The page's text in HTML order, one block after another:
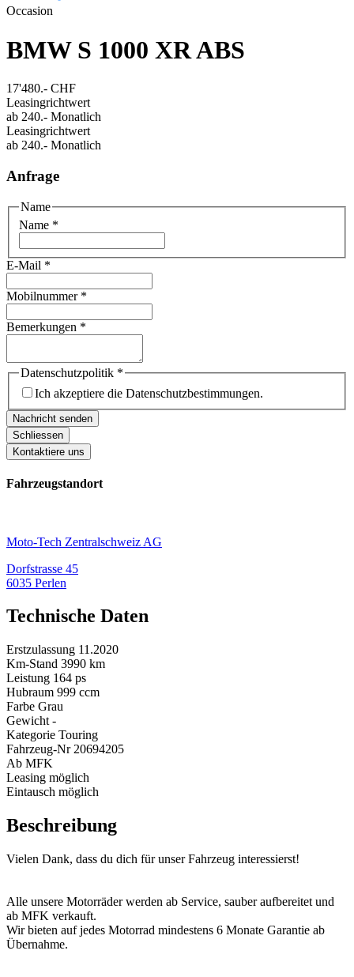
Occasion
BMW S 1000 XR ABS
17'480.- CHF
Leasingrichtwert
ab 240.- Monatlich
Leasingrichtwert
ab 240.- Monatlich
Anfrage
Name
Name *
E-Mail *
Mobilnummer *
Bemerkungen *
Datenschutzpolitik *
Ich akzeptiere die Datenschutzbestimmungen.
Nachricht senden
Schliessen
Kontaktiere uns
Fahrzeugstandort
Moto-Tech Zentralschweiz AG
Dorfstrasse 45
6035 Perlen
Technische Daten
Erstzulassung 11.2020
Km-Stand 3990 km
Leistung 164 ps
Hubraum 999 ccm
Farbe Grau
Gewicht -
Kategorie Touring
Fahrzeug-Nr 20694205
Ab MFK
Leasing möglich
Eintausch möglich
Beschreibung
Vielen Dank, dass du dich für unser Fahrzeug interessierst!
Alle unsere Motorräder werden ab Service, sauber aufbereitet und
ab MFK verkauft.
Wir bieten auf jedes Motorrad mindestens 6 Monate Garantie ab
Übernahme.